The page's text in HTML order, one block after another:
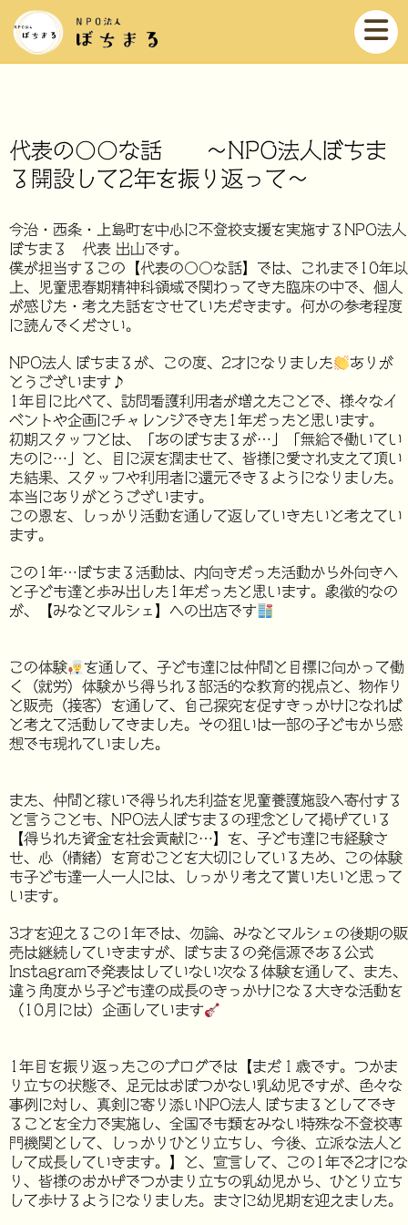
代表の〇〇な話 ～NPO法人ぼちま
る開設して2年を振り返って～
今治・西条・上島町を中心に不登校支援を実施するNPO法人
ぼちまる 代表 出山です。
僕が担当するこの【代表の〇〇な話】では、これまで10年以
上、児童思春期精神科領域で関わってきた臨床の中で、個人
が感じた・考えた話をさせていただきます。何かの参考程度
に読んでください。
NPO法人 ぼちまるが、この度、2才になりました
ありが
とうございます♪
1年目に比べて、訪問看護利用者が増えたことで、様々なイ
ベントや企画にチャレンジできた1年だったと思います。
初期スタッフとは、「あのぼちまるが…」「無給で働いてい
たのに…」と、目に涙を潤ませて、皆様に愛され支えて頂い
た結果、スタッフや利用者に還元できるようになりました。
本当にありがとうございます。
この恩を、しっかり活動を通して返していきたいと考えてい
ます。
この1年…ぼちまる活動は、内向きだった活動から外向きへ
と子ども達と歩み出した1年だったと思います。象徴的なの
が、【みなとマルシェ】への出店です
この体験
を通して、子ども達には仲間と目標に向かって働
く（就労）体験から得られる部活的な教育的視点と、物作り
と販売（接客）を通して、自己探究を促すきっかけになれば
と考えて活動してきました。その狙いは一部の子どもから感
想でも現れていました。
また、仲間と稼いで得られた利益を児童養護施設へ寄付する
と言うことも、NPO法人ぼちまるの理念として掲げている
【得られた資金を社会貢献に…】を、子ども達にも経験さ
せ、心（情緒）を育むことを大切にしているため、この体験
も子ども達一人一人には、しっかり考えて貰いたいと思って
います。
3才を迎えるこの1年では、勿論、みなとマルシェの後期の販
売は継続していきますが、ぼちまるの発信源である公式
Instagramで発表はしていない次なる体験を通して、また、
違う角度から子ども達の成長のきっかけになる大きな活動を
（10月には）企画しています
1年目を振り返ったこのブログでは【まだ１歳です。つかま
り立ちの状態で、足元はおぼつかない乳幼児ですが、色々な
事例に対し、真剣に寄り添いNPO法人 ぼちまるとしてでき
ることを全力で実施し、全国でも類をみない特殊な不登校専
門機関として、しっかりひとり立ちし、今後、立派な法人と
して成長していきます。】と、宣言して、この1年で2才にな
り、皆様のおかげでつかまり立ちの乳幼児から、ひとり立ち
して歩けるようになりました。まさに幼児期を迎えました。